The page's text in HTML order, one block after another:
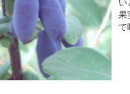
い
果
て